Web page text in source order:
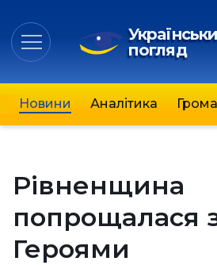
погляд
Новини Аналітика
Рівненщина
попрощалася
Героями